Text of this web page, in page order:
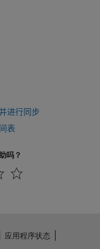
进行同步
表
吗？
应用程序状态